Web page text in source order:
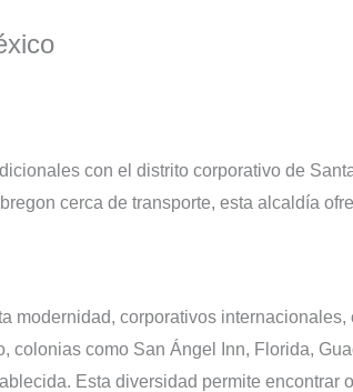
con el distrito corporativo de
cerca de transporte, esta alcaldía
modernidad, corporativos
colonias como San Ángel Inn, Florida,
Esta diversidad permite encontrar